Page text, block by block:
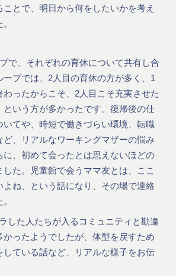
とで、明日から何をしたいかを考え
で、それぞれの育休について共有し合
ープでは、2人目の育休の方が多く、1
わったからこそ、2人目こそ充実させた
という方が多かったです。復帰後の仕
いてや、時短で働きづらい環境、転職
ど、リアルなワーキングマザーの悩み
に、初めて会ったとは思えないほどの
た。児童館で会うママ友とは、ここ
よね、という話になり、その場で連絡
した人たちが入るコミュニティと勘違
かったようでしたが、体型を戻すため
している話など、リアルな様子をお伝